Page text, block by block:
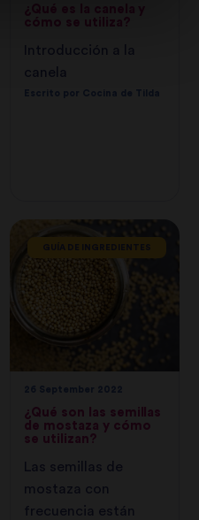
cómo se utiliza?
Introducción a la
canela
GUÍA DE INGREDIENTES
¿Qué son las semillas
de mostaza y cómo
se utilizan?
Las semillas de
mostaza con
frecuencia están